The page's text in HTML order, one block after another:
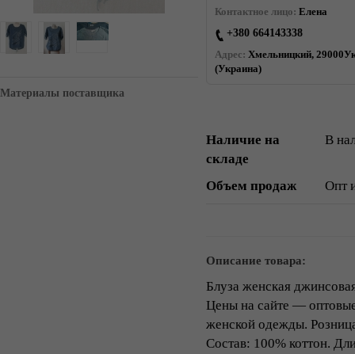
Материалы поставщика
Контактное лицо: Елена
+380 664143338
Адрес: Хмельницкий,
(Украина)
Наличие на
складе
В
Объем продаж Опт
Описание товара:
Блуза женская
Цены на сайте ―
женской одежды.
Состав: 100% коттон.